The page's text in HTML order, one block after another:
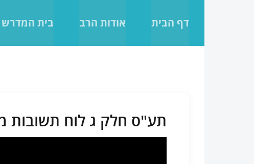
דף הבית אודות הרב בית המדרש
תע"ס חלק ג לוח תשובות מהו